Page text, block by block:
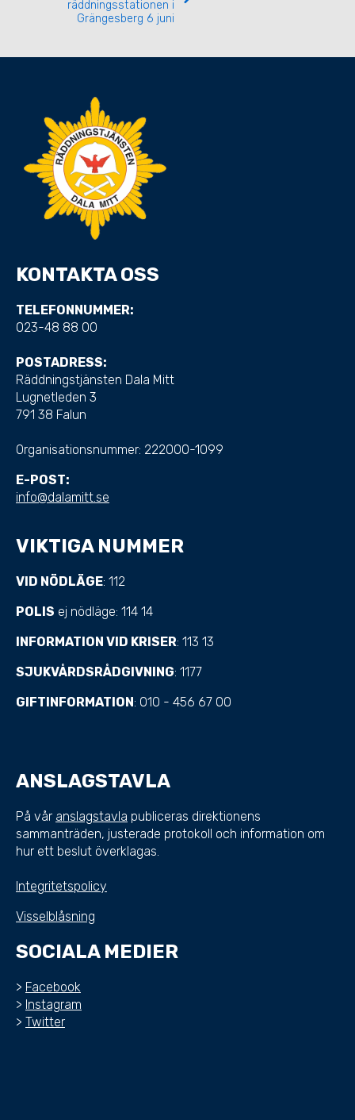
räddningsstationen i
Grängesberg 6 juni
KONTAKTA OSS
TELEFONNUMMER:
023-48 88 00
POSTADRESS:
Räddningstjänsten Dala Mitt
Lugnetleden 3
791 38 Falun
Organisationsnummer: 222000-1099
E-POST:
info@dalamitt.se
VIKTIGA NUMMER
VID NÖDLÄGE: 112
POLIS ej nödläge: 114 14
INFORMATION VID KRISER: 113 13
SJUKVÅRDSRÅDGIVNING: 1177
GIFTINFORMATION: 010 - 456 67 00
ANSLAGSTAVLA
På vår anslagstavla publiceras direktionens
sammanträden, justerade protokoll och information om
hur ett beslut överklagas.
Integritetspolicy
Visselblåsning
SOCIALA MEDIER
> Facebook
> Instagram
> Twitter